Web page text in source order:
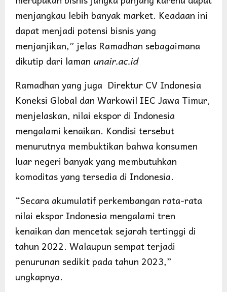
menjangkau lebih banyak market. Keadaan ini
dapat menjadi potensi bisnis yang
menjanjikan,” jelas Ramadhan sebagaimana
dikutip dari laman unair.ac.id
Ramadhan yang juga Direktur CV Indonesia
Koneksi Global dan Warkowil IEC Jawa Timur,
menjelaskan, nilai ekspor di Indonesia
mengalami kenaikan. Kondisi tersebut
menurutnya membuktikan bahwa konsumen
luar negeri banyak yang membutuhkan
komoditas yang tersedia di Indonesia.
“Secara akumulatif perkembangan rata-rata
nilai ekspor Indonesia mengalami tren
kenaikan dan mencetak sejarah tertinggi di
tahun 2022. Walaupun sempat terjadi
penurunan sedikit pada tahun 2023,”
ungkapnya.